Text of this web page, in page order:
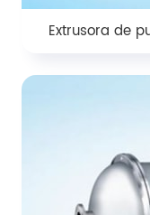
Extrusora de